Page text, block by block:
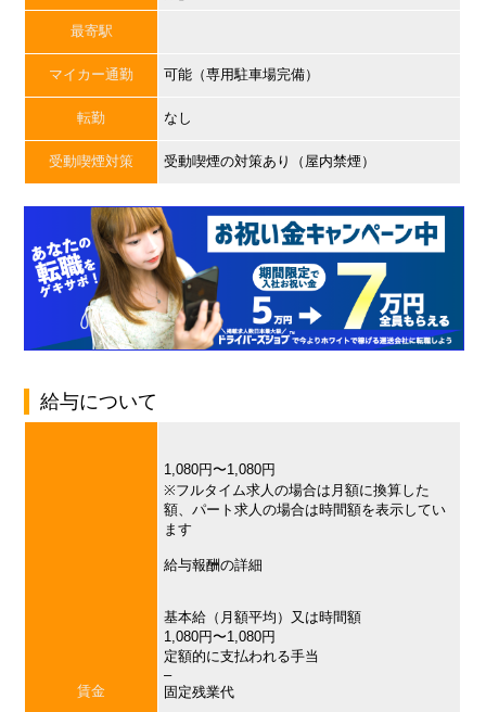
最寄駅
マイカー通勤 可能（専用駐車場完備）
転勤 なし
受動喫煙対策 受動喫煙の対策あり（屋内禁煙）
給与について
賃金
1,080円〜1,080円
※フルタイム求人の場合は月額に換算した
額、パート求人の場合は時間額を表示してい
ます
給与報酬の詳細
基本給（月額平均）又は時間額
1,080円〜1,080円
定額的に支払われる手当
–
固定残業代